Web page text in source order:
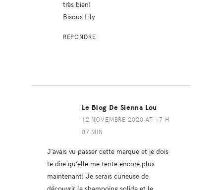
très bien!
Bisous Lily
RÉPONDRE
Le Blog De Sienna Lou
12 NOVEMBRE 2020 AT 17 H
07 MIN
J’avais vu passer cette marque et je dois
te dire qu’elle me tente encore plus
maintenant! Je serais curieuse de
découvrir le shampoing solide et le